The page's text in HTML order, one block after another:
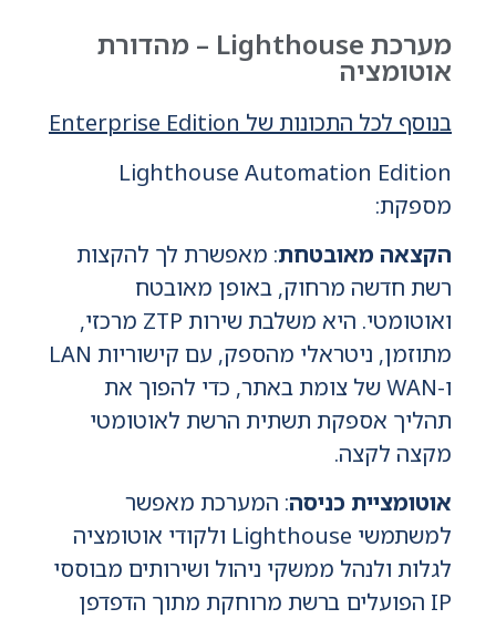
מערכת Lighthouse – מהדורת
אוטומציה
בנוסף לכל התכונות של Enterprise Edition
Lighthouse Automation Edition
מספקת:
הקצאה מאובטחת: מאפשרת לך להקצות
רשת חדשה מרחוק, באופן מאובטח
ואוטומטי. היא משלבת שירות ZTP מרכזי,
מתוזמן, ניטראלי מהספק, עם קישוריות LAN
ו-WAN של צומת באתר, כדי להפוך את
תהליך אספקת תשתית הרשת לאוטומטי
מקצה לקצה.
אוטומציית כניסה: המערכת מאפשר
למשתמשי Lighthouse ולקודי אוטומציה
לגלות ולנהל ממשקי ניהול ושירותים מבוססי
IP הפועלים ברשת מרוחקת מתוך הדפדפן